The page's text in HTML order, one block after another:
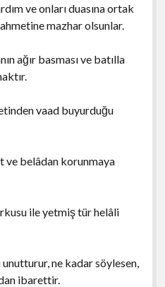
ve onları duasına ortak
mazhar olsunlar.
ağır basması ve batılla
vaad buyurduğu
ve belâdan korunmaya
ile yetmiş tür helâli
ne kadar söylesen,
ibarettir.